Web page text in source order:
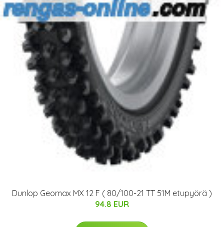
Dunlop Geomax MX 12 F ( 80/100-21 TT 51M etupyörä )
94.8 EUR